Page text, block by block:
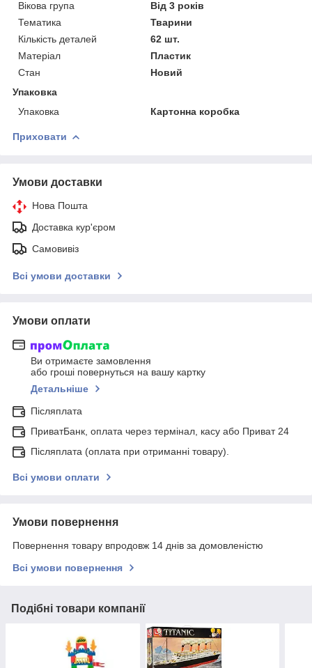
Вікова група
Від 3 років
Тематика
Тварини
Кількість деталей
62 шт.
Матеріал
Пластик
Стан
Новий
Упаковка
Упаковка
Картонна коробка
Приховати
Умови доставки
Нова Пошта
Доставка кур'єром
Самовивіз
Всі умови доставки
Умови оплати
Ви отримаєте замовлення
або гроші повернуться на вашу картку
Детальніше
Післяплата
ПриватБанк, оплата через термінал, касу або Приват 24
Післяплата (оплата при отриманні товару).
Всі умови оплати
Умови повернення
Повернення товару впродовж 14 днів за домовленістю
Всі умови повернення
Подібні товари компанії